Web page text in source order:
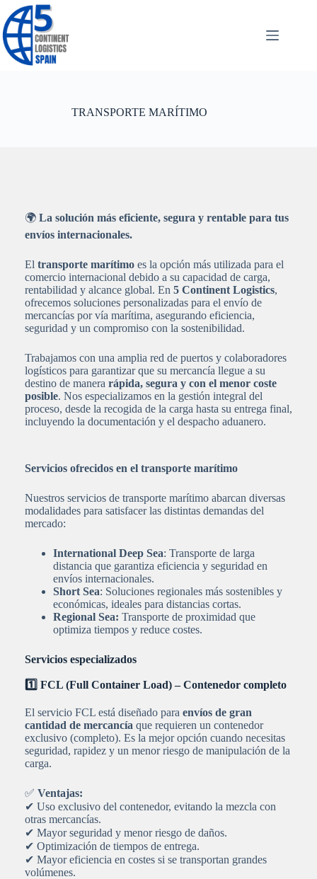
Saltar
al
contenido
TRANSPORTE MARÍTIMO
🌍 La solución más eficiente, segura y rentable para tus
envíos internacionales.
El transporte marítimo es la opción más utilizada para el
comercio internacional debido a su capacidad de carga,
rentabilidad y alcance global. En 5 Continent Logistics,
ofrecemos soluciones personalizadas para el envío de
mercancías por vía marítima, asegurando eficiencia,
seguridad y un compromiso con la sostenibilidad.
Trabajamos con una amplia red de puertos y colaboradores
logísticos para garantizar que su mercancía llegue a su
destino de manera rápida, segura y con el menor coste
posible. Nos especializamos en la gestión integral del
proceso, desde la recogida de la carga hasta su entrega final,
incluyendo la documentación y el despacho aduanero.
Servicios ofrecidos en el transporte marítimo
Nuestros servicios de transporte marítimo abarcan diversas
modalidades para satisfacer las distintas demandas del
mercado:
International Deep Sea: Transporte de larga
distancia que garantiza eficiencia y seguridad en
envíos internacionales.
Short Sea: Soluciones regionales más sostenibles y
económicas, ideales para distancias cortas.
Regional Sea: Transporte de proximidad que
optimiza tiempos y reduce costes.
Servicios especializados
1️⃣ FCL (Full Container Load) – Contenedor completo
El servicio FCL está diseñado para envíos de gran
cantidad de mercancía que requieren un contenedor
exclusivo (completo). Es la mejor opción cuando necesitas
seguridad, rapidez y un menor riesgo de manipulación de la
carga.
✅ Ventajas:
✔ Uso exclusivo del contenedor, evitando la mezcla con
otras mercancías.
✔ Mayor seguridad y menor riesgo de daños.
✔ Optimización de tiempos de entrega.
✔ Mayor eficiencia en costes si se transportan grandes
volúmenes.